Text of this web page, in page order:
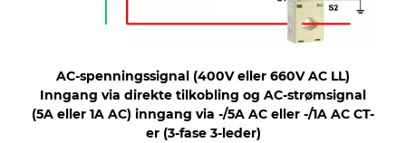
AC-spenningssignal (400V eller 660V AC LL)
Inngang via direkte tilkobling og AC-strømsignal
(5A eller 1A AC) inngang via -/5A AC eller -/1A AC CT-
er (3-fase 3-leder)